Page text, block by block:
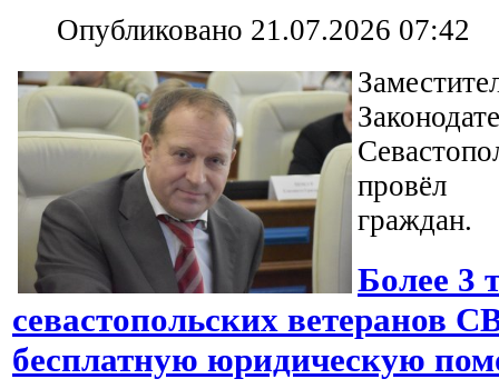
Опубликовано 21.07.2026 07:42
провёл
граждан.
Более 3
севастопольских ветеранов
бесплатную юридическую